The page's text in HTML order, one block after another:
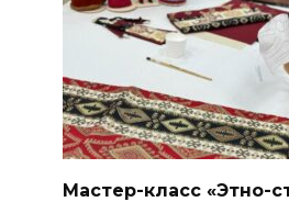
Мастер-класс «Этно-